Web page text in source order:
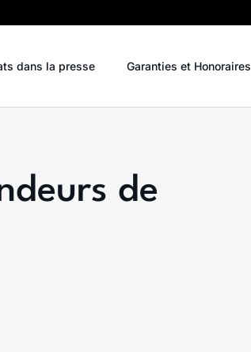
dans la presse Garanties et Honoraires
de